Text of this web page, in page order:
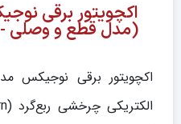
(مدل قطع و وصلی - On/Off)